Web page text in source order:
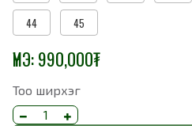
44 45
ҮНЭ:990,000₮
Тоо ширхэг